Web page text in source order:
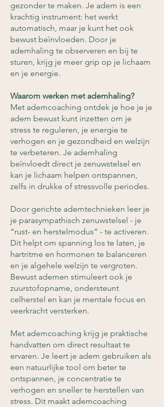
gezonder te maken. Je adem is een
krachtig instrument: het werkt
automatisch, maar je kunt het ook
bewust beïnvloeden. Door je
ademhaling te observeren en bij te
sturen, krijg je meer grip op je lichaam
en je energie.
Waarom werken met ademhaling?
Met ademcoaching ontdek je hoe je je
adem bewust kunt inzetten om je
stress te reguleren, je energie te
verhogen en je gezondheid en welzijn
te verbeteren. Je ademhaling
beïnvloedt direct je zenuwstelsel en
kan je lichaam helpen ontspannen,
zelfs in drukke of stressvolle periodes.
Door gerichte ademtechnieken leer je
je parasympathisch zenuwstelsel - je
“rust- en herstelmodus” - te activeren.
Dit helpt om spanning los te laten, je
hartritme en hormonen te balanceren
en je algehele welzijn te vergroten.
Bewust ademen stimuleert ook je
zuurstofopname, ondersteunt
celherstel en kan je mentale focus en
veerkracht versterken.
Met ademcoaching krijg je praktische
handvatten om direct resultaat te
ervaren. Je leert je adem gebruiken als
een natuurlijke tool om beter te
ontspannen, je concentratie te
verhogen en sneller te herstellen van
stress. Dit maakt ademcoaching